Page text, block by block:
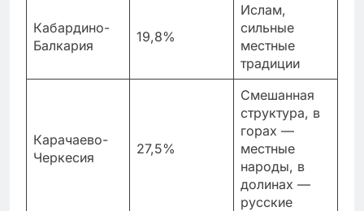
Кабардино-
Балкария
19,8%
Ислам,
сильные
местные
традиции
Карачаево-
Черкесия
27,5%
Смешанная
структура, в
горах —
местные
народы, в
долинах —
русские